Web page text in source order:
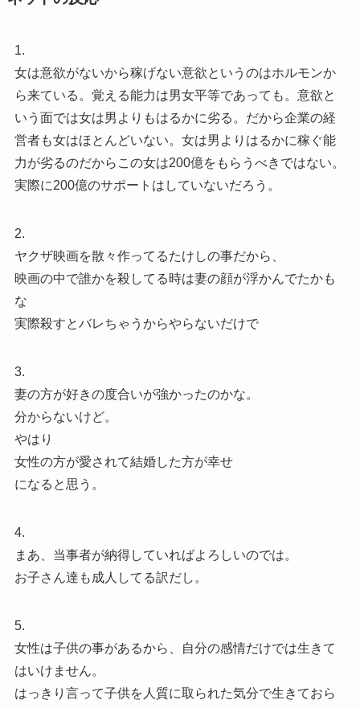
1.
女は意欲がないから稼げない意欲というのはホルモンか
ら来ている。覚える能力は男女平等であっても。意欲と
いう面では女は男よりもはるかに劣る。だから企業の経
営者も女はほとんどいない。女は男よりはるかに稼ぐ能
力が劣るのだからこの女は200億をもらうべきではない。
実際に200億のサポートはしていないだろう。
2.
ヤクザ映画を散々作ってるたけしの事だから、
映画の中で誰かを殺してる時は妻の顔が浮かんでたかも
な
実際殺すとバレちゃうからやらないだけで
3.
妻の方が好きの度合いが強かったのかな。
分からないけど。
やはり
女性の方が愛されて結婚した方が幸せ
になると思う。
4.
まあ、当事者が納得していればよろしいのでは。
お子さん達も成人してる訳だし。
5.
女性は子供の事があるから、自分の感情だけでは生きて
はいけません。
はっきり言って子供を人質に取られた気分で生きておら